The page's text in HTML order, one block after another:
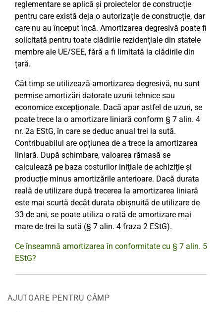
reglementare se aplică și proiectelor de construcție
pentru care există deja o autorizație de construcție, dar
care nu au început încă. Amortizarea degresivă poate fi
solicitată pentru toate clădirile rezidențiale din statele
membre ale UE/SEE, fără a fi limitată la clădirile din
țară.
Cât timp se utilizează amortizarea degresivă, nu sunt
permise amortizări datorate uzurii tehnice sau
economice excepționale. Dacă apar astfel de uzuri, se
poate trece la o amortizare liniară conform § 7 alin. 4
nr. 2a EStG, în care se deduc anual trei la sută.
Contribuabilul are opțiunea de a trece la amortizarea
liniară. După schimbare, valoarea rămasă se
calculează pe baza costurilor inițiale de achiziție și
producție minus amortizările anterioare. Dacă durata
reală de utilizare după trecerea la amortizarea liniară
este mai scurtă decât durata obișnuită de utilizare de
33 de ani, se poate utiliza o rată de amortizare mai
mare de trei la sută (§ 7 alin. 4 fraza 2 EStG).
Ce înseamnă amortizarea în conformitate cu § 7 alin. 5
EStG?
AJUTOARE PENTRU CÂMP